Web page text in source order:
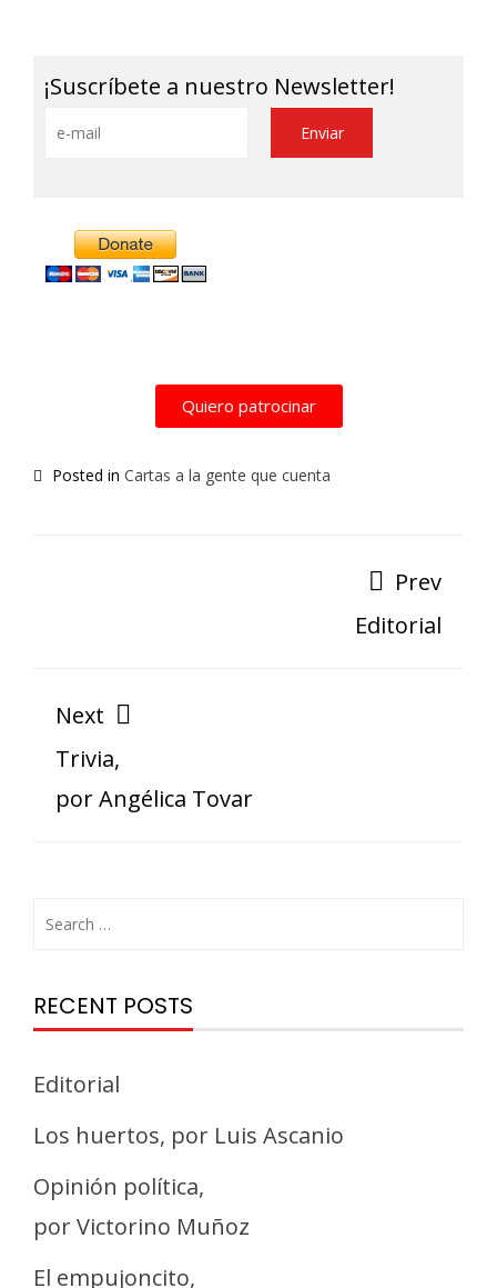
¡Suscríbete a nuestro Newsletter!
Quiero patrocinar
Posted in Cartas a la gente que cuenta
Prev
Editorial
Next
Trivia,
por Angélica Tovar
RECENT POSTS
Editorial
Los huertos, por Luis Ascanio
Opinión política,
por Victorino Muñoz
El empujoncito,